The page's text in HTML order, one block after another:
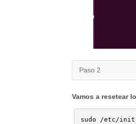
Paso 2
Vamos a resetear
sudo /etc/